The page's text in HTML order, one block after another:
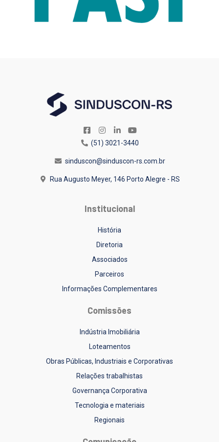
(51) 3021-3440
sinduscon@sinduscon-rs.com.br
Rua Augusto Meyer, 146 Porto Alegre - RS
Institucional
História
Diretoria
Associados
Parceiros
Informações Complementares
Comissões
Indústria Imobiliária
Loteamentos
Obras Públicas, Industriais e Corporativas
Relações trabalhistas
Governança Corporativa
Tecnologia e materiais
Regionais